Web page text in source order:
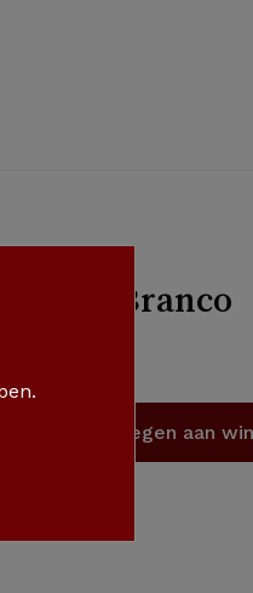
Branco
Toevoegen aan